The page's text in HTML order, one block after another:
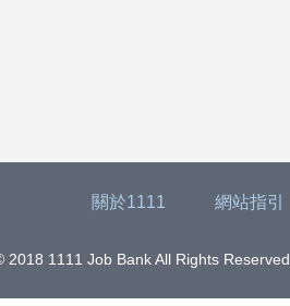
關於1111 網站指引
1111 Job Bank All Rights Reserved.